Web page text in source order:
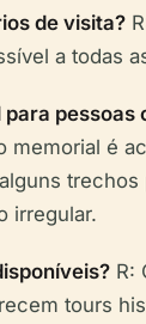
de visita?
a todas
para pessoas
memorial é
trechos
irregular.
R:
tours